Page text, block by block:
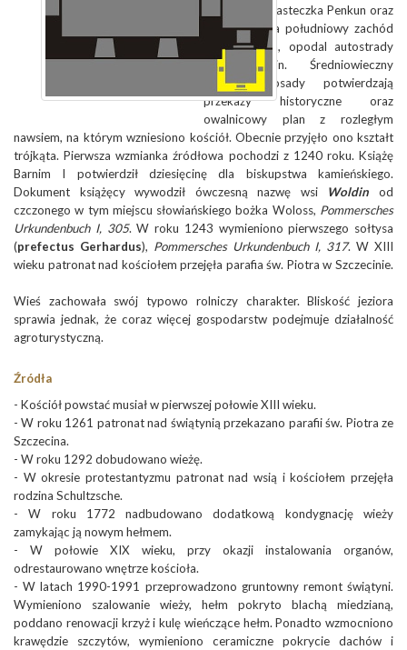
północ od miasteczka Penkun oraz
ok. 30 km na południowy zachód
od Szczecina, opodal autostrady
Szczecin-Berlin. Średniowieczny
rodowód osady potwierdzają
przekazy historyczne oraz
owalnicowy plan z rozległym
nawsiem, na którym wzniesiono kościół. Obecnie przyjęło ono kształt
trójkąta. Pierwsza wzmianka źródłowa pochodzi z 1240 roku. Książę
Barnim I potwierdził dziesięcinę dla biskupstwa kamieńskiego.
Dokument książęcy wywodził ówczesną nazwę wsi Woldin od
czczonego w tym miejscu słowiańskiego bożka Woloss, Pommersches
Urkundenbuch I, 305. W roku 1243 wymieniono pierwszego sołtysa
(prefectus Gerhardus), Pommersches Urkundenbuch I, 317. W XIII
wieku patronat nad kościołem przejęła parafia św. Piotra w Szczecinie.
Wieś zachowała swój typowo rolniczy charakter. Bliskość jeziora
sprawia jednak, że coraz więcej gospodarstw podejmuje działalność
agroturystyczną.
Źródła
- Kościół powstać musiał w pierwszej połowie XIII wieku.
- W roku 1261 patronat nad świątynią przekazano parafii św. Piotra ze
Szczecina.
- W roku 1292 dobudowano wieżę.
- W okresie protestantyzmu patronat nad wsią i kościołem przejęła
rodzina Schultzsche.
- W roku 1772 nadbudowano dodatkową kondygnację wieży
zamykając ją nowym hełmem.
- W połowie XIX wieku, przy okazji instalowania organów,
odrestaurowano wnętrze kościoła.
- W latach 1990-1991 przeprowadzono gruntowny remont świątyni.
Wymieniono szalowanie wieży, hełm pokryto blachą miedzianą,
poddano renowacji krzyż i kulę wieńczące hełm. Ponadto wzmocniono
krawędzie szczytów, wymieniono ceramiczne pokrycie dachów i